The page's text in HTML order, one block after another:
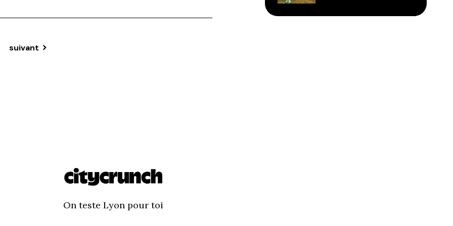
suivant
On teste Lyon pour toi